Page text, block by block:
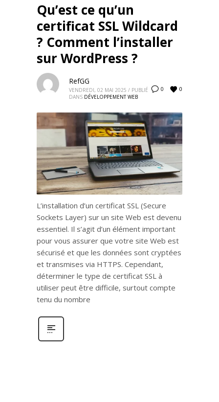
Qu’est ce qu’un
certificat SSL Wildcard
? Comment l’installer
sur WordPress ?
0 0
RefGG
VENDREDI, 02 MAI 2025 / PUBLIÉ
DANS DÉVELOPPEMENT WEB
L’installation d’un certificat SSL (Secure
Sockets Layer) sur un site Web est devenu
essentiel. Il s’agit d’un élément important
pour vous assurer que votre site Web est
sécurisé et que les données sont cryptées
et transmises via HTTPS. Cependant,
déterminer le type de certificat SSL à
utiliser peut être difficile, surtout compte
tenu du nombre